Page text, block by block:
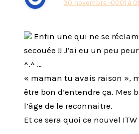
30 novembre -0001 à
Enfin une qui ne se
secouée !! J’ai eu un peu
^.^ …
« maman tu avais raison »,
être bon d’entendre ça. Mes
l’âge de le reconnaitre.
Et ce sera quoi ce nouvel ITW